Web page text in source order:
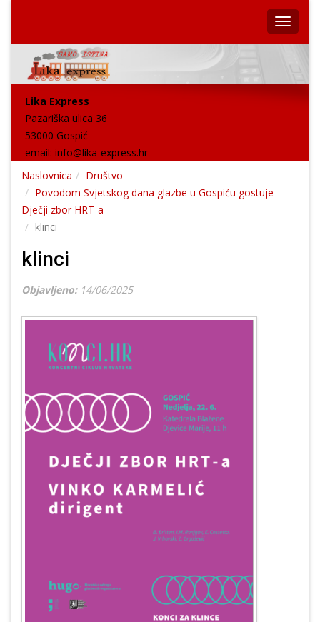
Lika Express
Pazariška ulica 36
53000 Gospić
email: info@lika-express.hr
Naslovnica
Društvo
Povodom Svjetskog dana glazbe u Gospiću gostuje
Dječji zbor HRT-a
klinci
klinci
Objavljeno: 14/06/2025